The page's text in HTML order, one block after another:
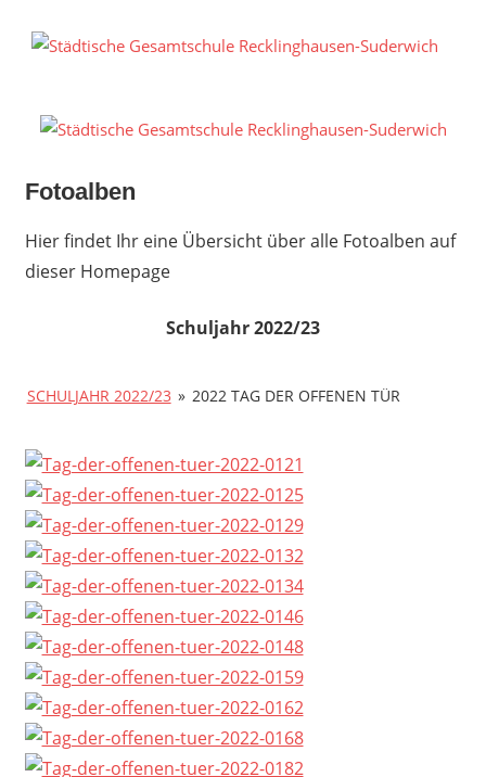
Inhalt
Fotoalben
Hier findet Ihr eine Übersicht über alle Fotoalben auf
dieser Homepage
Schuljahr 2022/23
SCHULJAHR 2022/23 » 2022 TAG DER OFFENEN TÜR